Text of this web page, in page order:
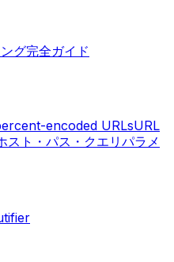
グ完全ガイド
encoded URLsURL
スト・パス・クエリパラメ